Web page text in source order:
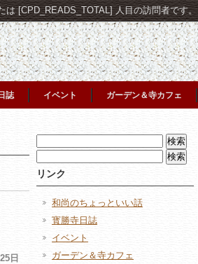
は [CPD_READS_TOTAL] 人目の訪問者です。
誌 イベント ガーデン＆寺カフェ
日
索:
索:
リンク
和尚のちょっといい話
寳勝寺日誌
イベント
ガーデン＆寺カフェ